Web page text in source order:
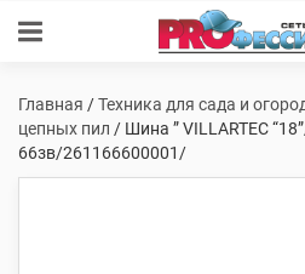
Главная /Техника для сада и
цепных пил / Шина ” VILLARTEC
66зв/261166600001/